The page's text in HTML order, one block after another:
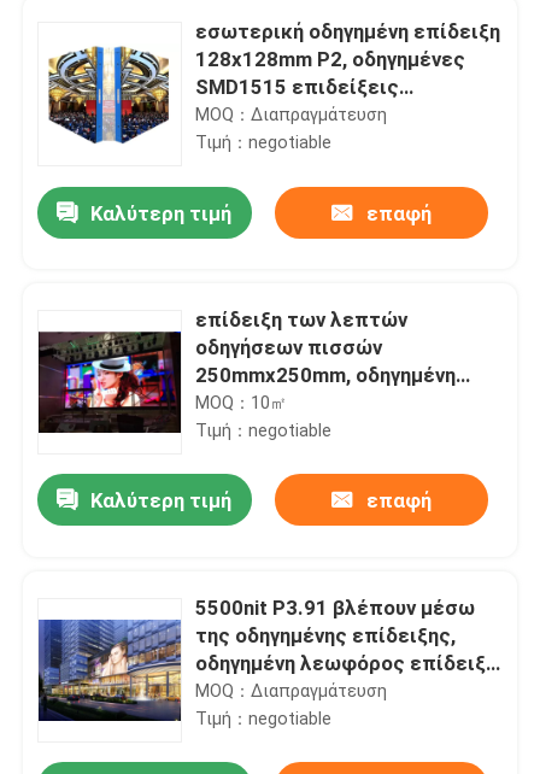
εσωτερική οδηγημένη επίδειξη
128x128mm P2, οδηγημένες
SMD1515 επιδείξεις
διαφήμισης TV
MOQ：Διαπραγμάτευση
Τιμή：negotiable
Καλύτερη τιμή επαφή
επίδειξη των λεπτών
οδηγήσεων πισσών
250mmx250mm, οδηγημένη
επίδειξη αιθουσών
συνεδριάσεων του 1.25mm
MOQ：10㎡
Τιμή：negotiable
Καλύτερη τιμή επαφή
5500nit P3.91 βλέπουν μέσω
της οδηγημένης επίδειξης,
οδηγημένη λεωφόρος επίδειξη
αγορών 3840HZ
MOQ：Διαπραγμάτευση
Τιμή：negotiable